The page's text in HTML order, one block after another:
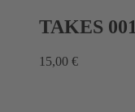
TAKES 001
15,00 €